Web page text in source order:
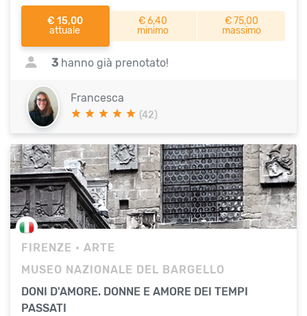
€ 15,00
attuale
€ 6,40
minimo
€ 75,00
massimo
3 hanno già prenotato!
Francesca
(42)
FIRENZE • ARTE
MUSEO NAZIONALE DEL BARGELLO
DONI D'AMORE. DONNE E AMORE DEI TEMPI
PASSATI